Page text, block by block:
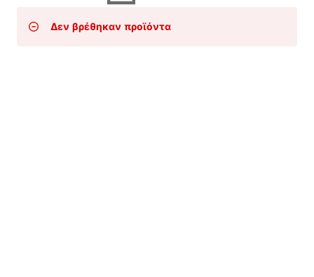
Δεν βρέθηκαν προϊόντα